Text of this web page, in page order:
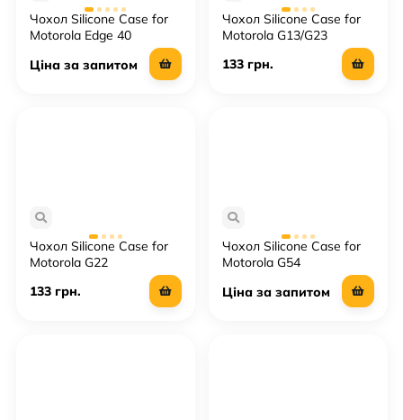
Чохол Silicone Case for
Motorola Edge 40
Ціна за запитом
Чохол Silicone Case for
Motorola G13/G23
133 грн.
Чохол Silicone Case for
Motorola G22
133 грн.
Чохол Silicone Case for
Motorola G54
Ціна за запитом